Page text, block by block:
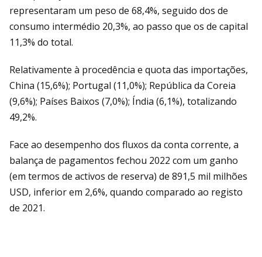
representaram um peso de 68,4%, seguido dos de
consumo intermédio 20,3%, ao passo que os de capital
11,3% do total.
Relativamente à procedência e quota das importações,
China (15,6%); Portugal (11,0%); República da Coreia
(9,6%); Países Baixos (7,0%); Índia (6,1%), totalizando
49,2%.
Face ao desempenho dos fluxos da conta corrente, a
balança de pagamentos fechou 2022 com um ganho
(em termos de activos de reserva) de 891,5 mil milhões
USD, inferior em 2,6%, quando comparado ao registo
de 2021.